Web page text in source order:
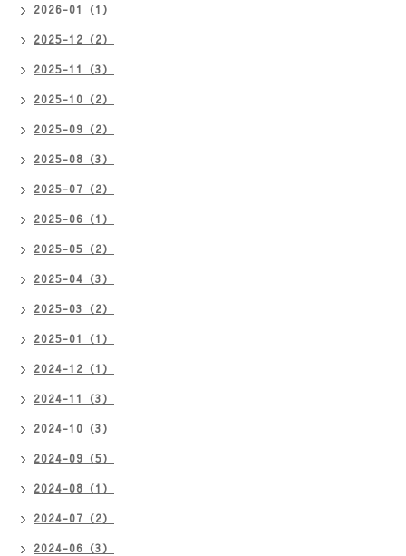
2026-01（1）
2025-12（2）
2025-11（3）
2025-10（2）
2025-09（2）
2025-08（3）
2025-07（2）
2025-06（1）
2025-05（2）
2025-04（3）
2025-03（2）
2025-01（1）
2024-12（1）
2024-11（3）
2024-10（3）
2024-09（5）
2024-08（1）
2024-07（2）
2024-06（3）